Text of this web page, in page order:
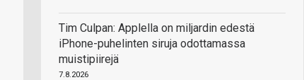
Tim Culpan: Applella on miljardin edestä
iPhone-puhelinten siruja odottamassa
muistipiirejä
7.8.2026